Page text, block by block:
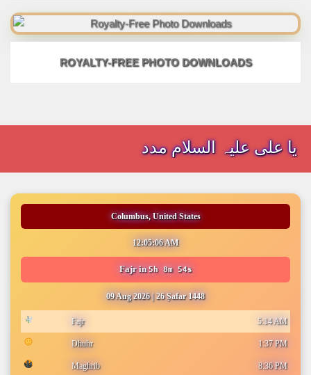
ROYALTY-FREE PHOTO DOWNLOADS
یا علی علیہ السلام مدد
Columbus, United States
12:05:06 AM
Fajrin5h 8m 54s
09 Aug 2026|26 Ṣafar 1448
Fajr 5:14 AM
Dhuhr 1:37 PM
Maghrib 8:36 PM